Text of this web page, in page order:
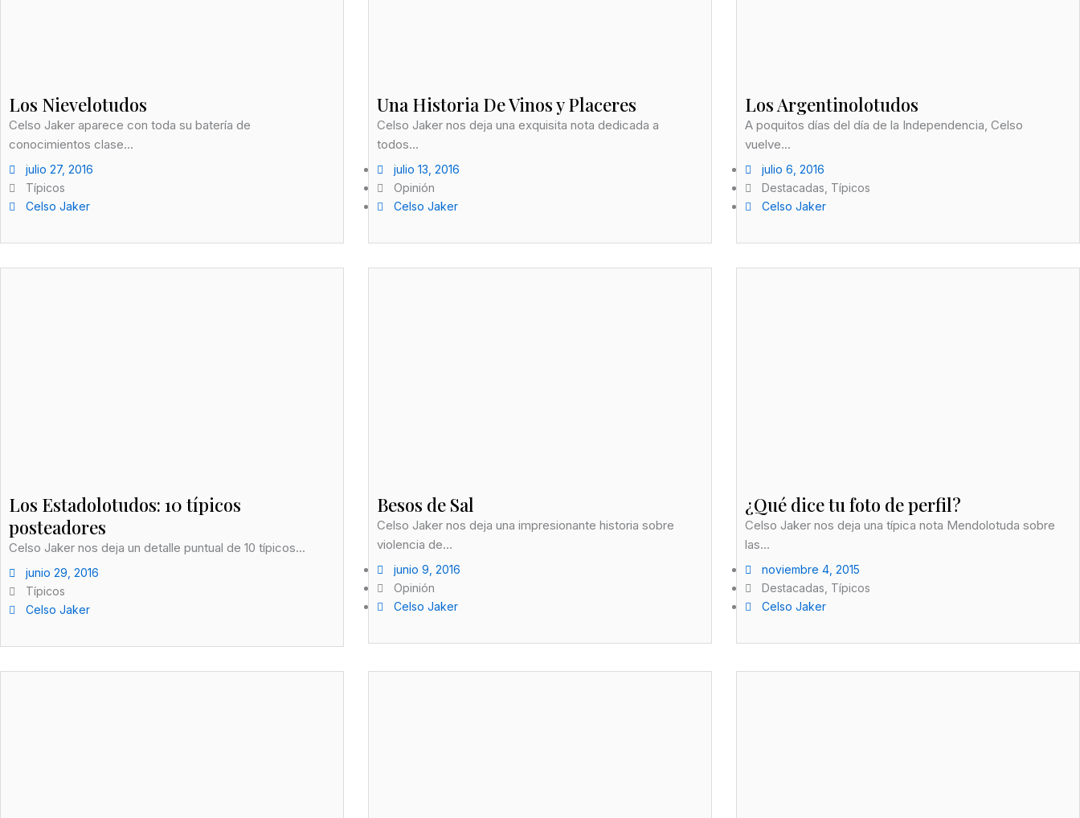
Los Nievelotudos
Celso Jaker aparece con toda su batería de
conocimientos clase...
julio 27, 2016
Típicos
Celso Jaker
Una Historia De Vinos y Placeres
Celso Jaker nos deja una exquisita nota dedicada a
todos...
julio 13, 2016
Opinión
Celso Jaker
Los Argentinolotudos
A poquitos días del día de la Independencia, Celso
vuelve...
julio 6, 2016
Destacadas Típicos
Celso Jaker
Los Estadolotudos: 10 típicos
posteadores
Celso Jaker nos deja un detalle puntual de 10 típicos...
junio 29, 2016
Típicos
Celso Jaker
Besos de Sal
Celso Jaker nos deja una impresionante historia sobre
violencia de...
junio 9, 2016
Opinión
Celso Jaker
¿Qué dice tu foto de perfil?
Celso Jaker nos deja una típica nota Mendolotuda sobre
las...
noviembre 4, 2015
Destacadas Típicos
Celso Jaker